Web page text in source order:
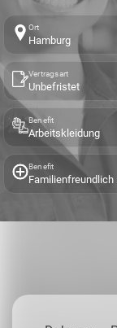
Ort
Hamburg
Vertragsart
Unbefristet
Benefit
Arbeitskleidung
Benefit
Familienfreundlich